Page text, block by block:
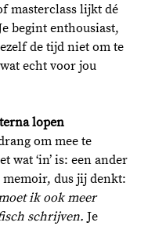
masterclass lijkt dé
begint enthousiast,
de tijd niet om te
echt voor jou
lopen
om mee te
wat ‘in’ is: een ander
dus jij denkt:
ik ook meer
schrijven. Je